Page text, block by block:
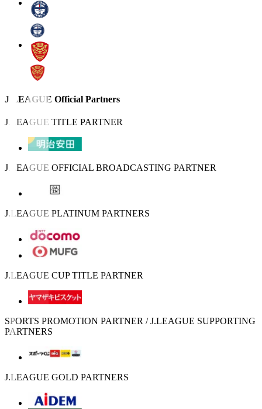
J.LEAGUE Official Partners
J.LEAGUE TITLE PARTNER
J.LEAGUE OFFICIAL BROADCASTING PARTNER
J.LEAGUE PLATINUM PARTNERS
J.LEAGUE CUP TITLE PARTNER
SPORTS PROMOTION PARTNER / J.LEAGUE SUPPORTING
PARTNERS
J.LEAGUE GOLD PARTNERS